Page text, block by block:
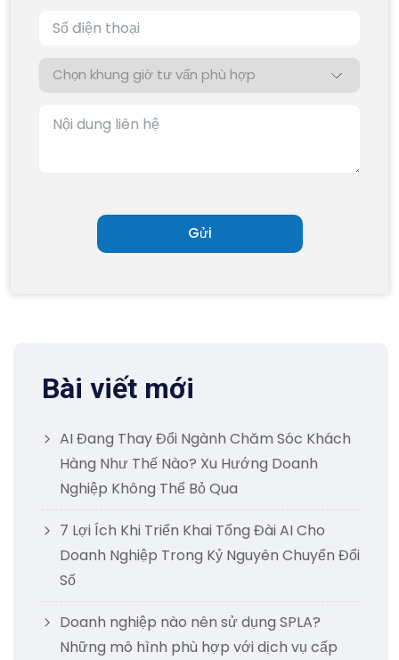
Bài viết mới
AI Đang Thay Đổi Ngành Chăm Sóc Khách
Hàng Như Thế Nào? Xu Hướng Doanh
Nghiệp Không Thể Bỏ Qua
7 Lợi Ích Khi Triển Khai Tổng Đài AI Cho
Doanh Nghiệp Trong Kỷ Nguyên Chuyển Đổi
Số
Doanh nghiệp nào nên sử dụng SPLA?
Những mô hình phù hợp với dịch vụ cấp